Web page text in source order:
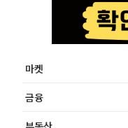
마켓
금융